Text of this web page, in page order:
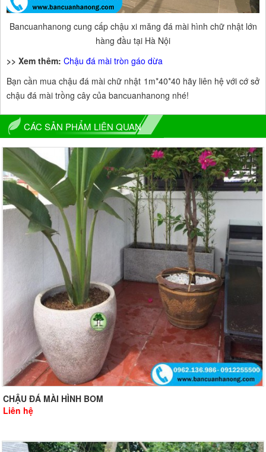
Bancuanhanong cung cấp chậu xi măng đá mài hình chữ nhật lớn
hàng đầu tại Hà Nội
>> Xem thêm: Chậu đá mài tròn gáo dừa
Bạn cần mua chậu đá mài chữ nhật 1m*40*40 hãy liên hệ với cớ sở
chậu đá mài trồng cây của bancuanhanong nhé!
CÁC SẢN PHẨM LIÊN QUAN
CHẬU ĐÁ MÀI HÌNH BOM
Liên hệ